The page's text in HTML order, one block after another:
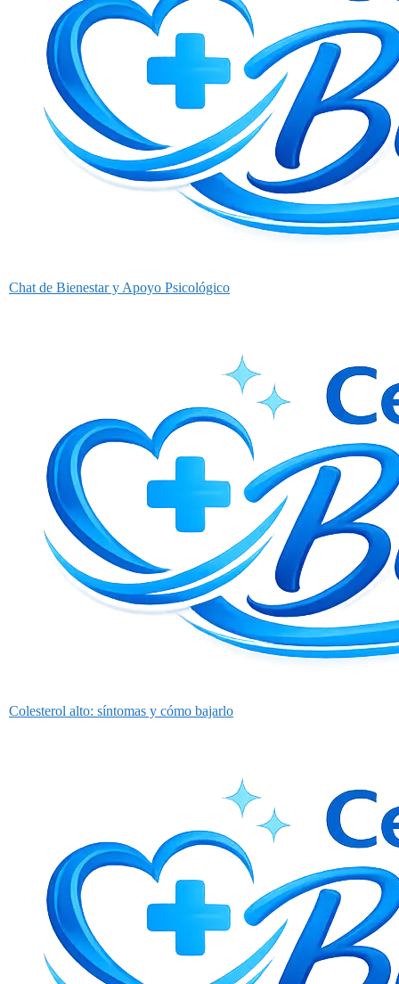
Chat de Bienestar y Apoyo Psicológico
Colesterol alto: síntomas y cómo bajarlo